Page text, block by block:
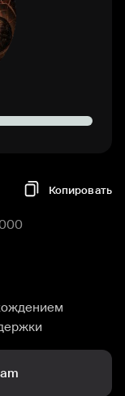
Копировать